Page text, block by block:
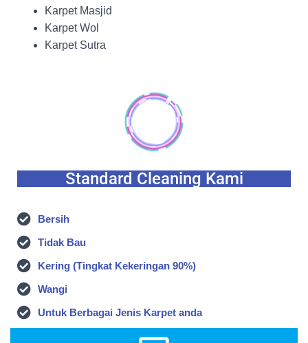
Karpet Masjid
Karpet Wol
Karpet Sutra
Standard Cleaning Kami
Bersih
Tidak Bau
Kering (Tingkat Kekeringan 90%)
Wangi
Untuk Berbagai Jenis Karpet anda